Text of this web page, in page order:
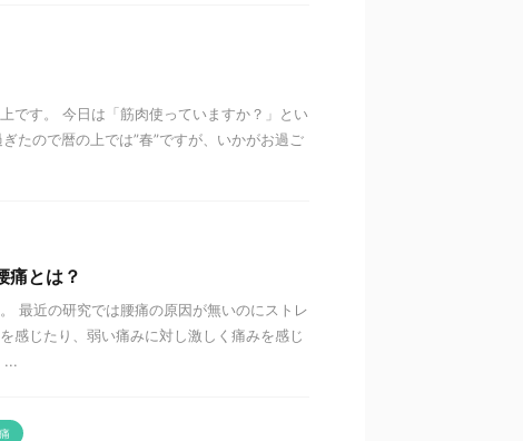
です。 今日は「筋肉使っていますか？」とい
たので暦の上では”春”ですが、いかがお過ご
痛とは？
最近の研究では腰痛の原因が無いのにストレ
感じたり、弱い痛みに対し激しく痛みを感じ
...